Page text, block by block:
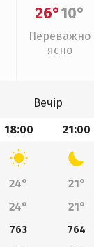
26°10°
Переважно
ясно
Вечір
18:00 21:00
24°
21°
24° 21°
763
764